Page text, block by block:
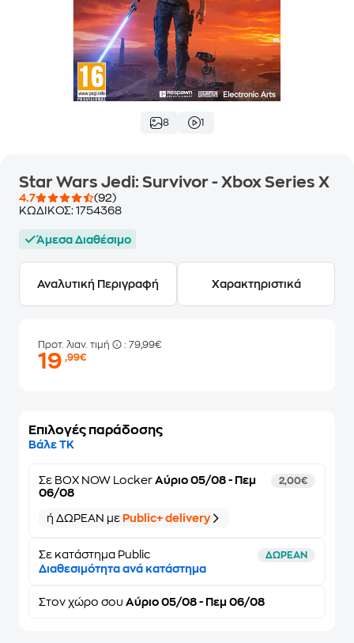
8 1
Star Wars Jedi: Survivor - Xbox Series X
4.7
(92)
ΚΩΔΙΚΟΣ: 1754368
Άμεσα Διαθέσιμο
Αναλυτική Περιγραφή Χαρακτηριστικά
Προτ. λιαν. τιμή : 79,99€
19,99€
Επιλογές παράδοσης
Βάλε ΤΚ
Σε BOX NOW Locker Αύριο 05/08 - Πεμ
06/08
2,00€
ή ΔΩΡΕΑΝ με Public+ delivery
Σε κατάστημα Public ΔΩΡΕΑΝ
Διαθεσιμότητα ανά κατάστημα
Στον χώρο σου Αύριο 05/08 - Πεμ 06/08